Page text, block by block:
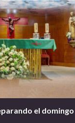
el domingo